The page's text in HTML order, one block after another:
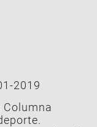
2019
Columna